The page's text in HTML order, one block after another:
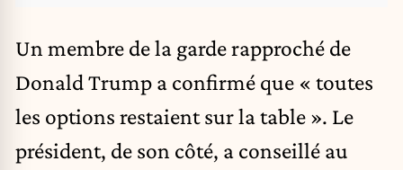
Un membre de la garde rapproché de
Donald Trump a confirmé que « toutes
les options restaient sur la table ». Le
président, de son côté, a conseillé au